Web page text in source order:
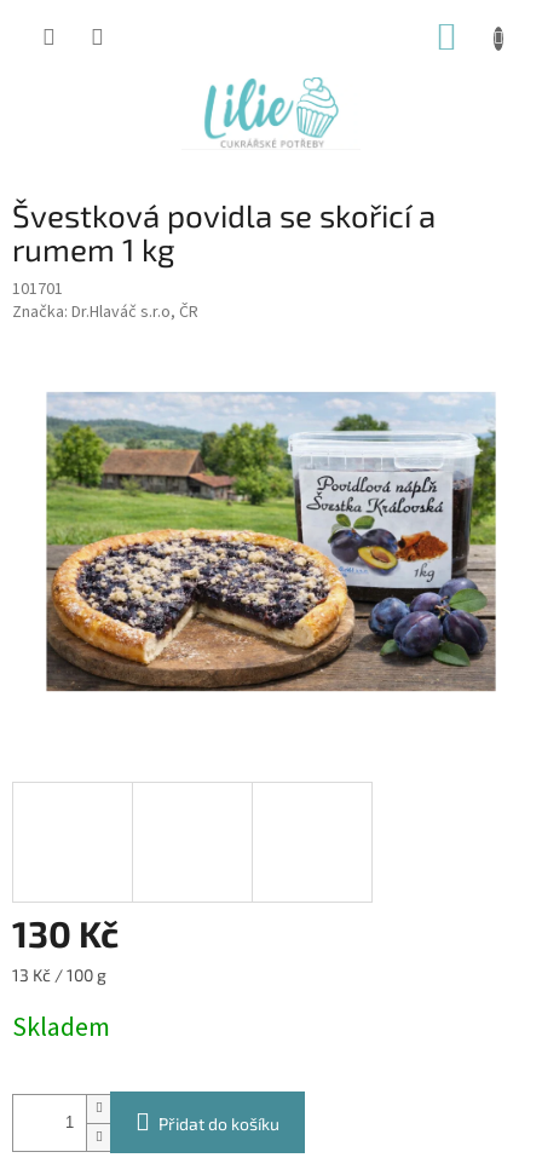
Švestková povidla se skořicí a
rumem 1 kg
101701
Značka: Dr.Hlaváč s.r.o, ČR
130 Kč
Měrná
13 Kč / 100 g
Skladem
Přidat do košíku